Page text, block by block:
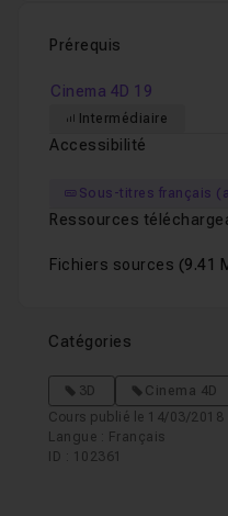
Prérequis
Cinema 4D 19
Intermédiaire
Accessibilité
Sous-titres français
Ressources
Fichiers sources (9.41
Catégories
3D Cinema 4D
Cours publié le 14/03/2018
Langue : Français
ID : 102361